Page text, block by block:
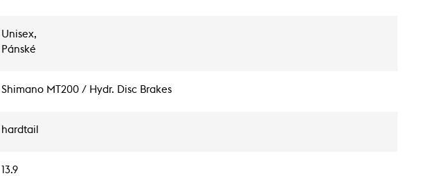
Unisex,
Pánské
Shimano MT200 / Hydr. Disc Brakes
hardtail
13.9